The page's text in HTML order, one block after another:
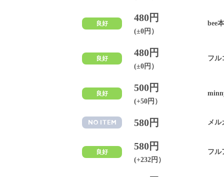
良好
480円
(±0円）
bee
良好
480円
(±0円）
フル
良好
500円
(+50円）
NO ITEM 580円 メル
良好
580円
(+232円）
フル